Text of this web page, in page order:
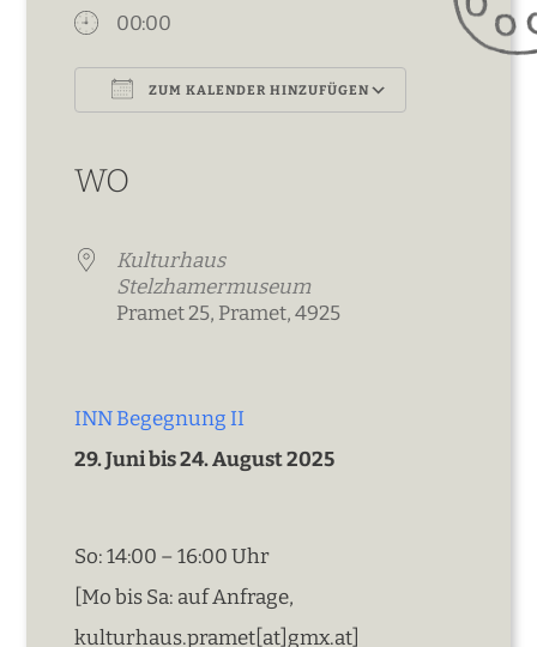
00:00
ZUM KALENDER HINZUFÜGEN
WO
Kulturhaus
Stelzhamermuseum
Pramet 25, Pramet, 4925
INN Begegnung II
29. Juni bis 24. August 2025
So: 14:00 – 16:00 Uhr
[Mo bis Sa: auf Anfrage,
kulturhaus.pramet[at]gmx.at]